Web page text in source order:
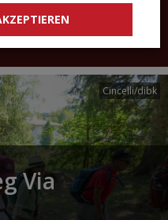
Tiroler
Cincelli/dibk
Via